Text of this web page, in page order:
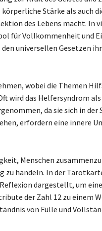
Stärke als auch
des Lebens macht. In
für Vollkommenheit und
universellen Gesetzen
wobei die Themen
wird das Helfersyndrom als
da sie sich in der
erfordern eine innere
Menschen
zu handeln. In der
dargestellt, um
der Zahl 12 zu einem
von Fülle und